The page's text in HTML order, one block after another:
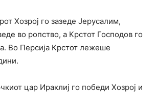
Хозрој го зазеде Јерусалим,
во ропство, а Крстот Господов го
Во Персија Крстот лежеше
цар Ираклиј го победи Хозрој и